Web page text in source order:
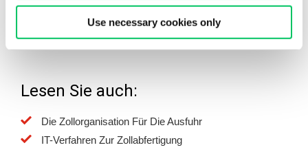
Use necessary cookies only
sich an Stellen zu wenden, die auf das Ausfüllen und die
Übersetzung der Zolldokumente spezialisiert sind.
Lesen Sie auch:
Die Zollorganisation Für Die Ausfuhr
IT-Verfahren Zur Zollabfertigung